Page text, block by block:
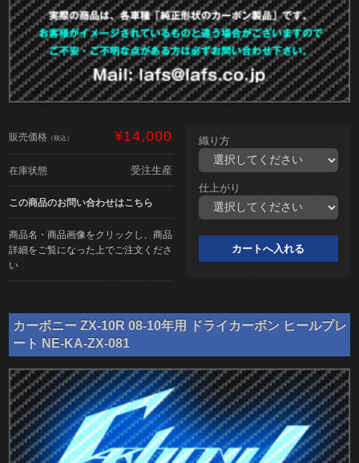
販売価格 （税込） ¥14,000
在庫状態 受注生産
この商品のお問い合わせはこちら
商品名・商品画像をクリックし、商品
詳細をご覧になった上でご注文くださ
い
織り方
仕上がり
カーボニー ZX-10R 08-10年用 ドライカーボン ヒールプレ
ート NE-KA-ZX-081